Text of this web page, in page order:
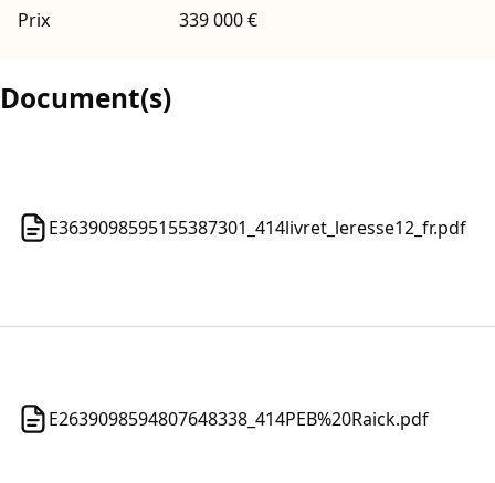
Prix 339 000 €
Document(s)
E3639098595155387301_414livret_leresse12_fr.pdf
E2639098594807648338_414PEB%20Raick.pdf